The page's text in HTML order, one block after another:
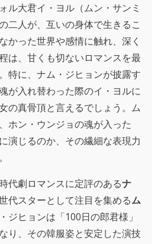
ル大君イ・ヨル（ムン・サンミ
二人が、互いの身体で生きるこ
かった世界や感情に触れ、深く
は、甘くも切ないロマンスを最
特に、ナム・ジヒョンが披露す
が入れ替わった際のイ・ヨルに
の真骨頂と言えるでしょう。ム
ホン・ウンジョの魂が入った
演じるのか、その繊細な表現力
代劇ロマンスに定評のあるナ
代スターとして注目を集めるム
ジヒョンは「100日の郎君様」
り、その韓服姿と安定した演技